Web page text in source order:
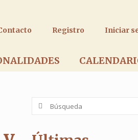
Registro Iniciar
Buscar
por: